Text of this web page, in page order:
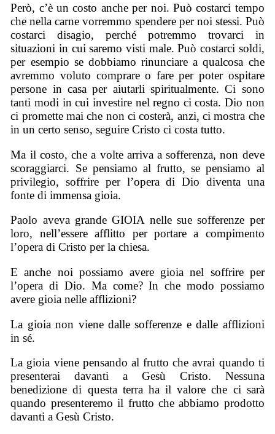
Però, c’è un costo anche per noi. Può costarci tempo
che nella carne vorremmo spendere per noi stessi. Può
costarci disagio, perché potremmo trovarci in
situazioni in cui saremo visti male. Può costarci soldi,
per esempio se dobbiamo rinunciare a qualcosa che
avremmo voluto comprare o fare per poter ospitare
persone in casa per aiutarli spiritualmente. Ci sono
tanti modi in cui investire nel regno ci costa. Dio non
ci promette mai che non ci costerà, anzi, ci mostra che
in un certo senso, seguire Cristo ci costa tutto.
Ma il costo, che a volte arriva a sofferenza, non deve
scoraggiarci. Se pensiamo al frutto, se pensiamo al
privilegio, soffrire per l’opera di Dio diventa una
fonte di immensa gioia.
Paolo aveva grande GIOIA nelle sue sofferenze per
loro, nell’essere afflitto per portare a compimento
l’opera di Cristo per la chiesa.
E anche noi possiamo avere gioia nel soffrire per
l’opera di Dio. Ma come? In che modo possiamo
avere gioia nelle afflizioni?
La gioia non viene dalle sofferenze e dalle afflizioni
in sé.
La gioia viene pensando al frutto che avrai quando ti
presenterai davanti a Gesù Cristo. Nessuna
benedizione di questa terra ha il valore che ci sarà
quando presenteremo il frutto che abbiamo prodotto
davanti a Gesù Cristo.